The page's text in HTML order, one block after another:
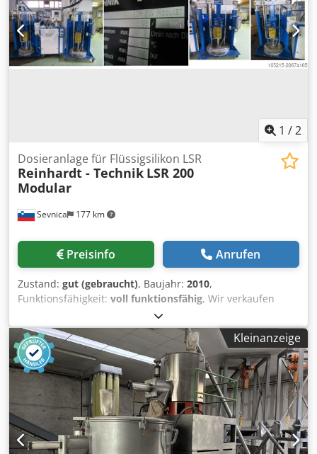
1 /2
Sevnica 177 km
Dosieranlage für Flüssigsilikon LSR
Reinhardt - Technik LSR 200
Modular
Preisinfo Anrufen
Zustand: gut (gebraucht), Baujahr: 2010,
Funktionsfähigkeit: voll funktionsfähig, Wir verkaufen
mehrere Dosiersysteme für Flüssigsilikon der Marke
Reinhardt - technik, Modell LSR 200 Modular, Baujahre
2004 bis 2010. Alle Geräte sind funktionsfähig und in
gutem Zustand. Dodpfx Ajx A Sxzjbrekr
Kleinanzeige